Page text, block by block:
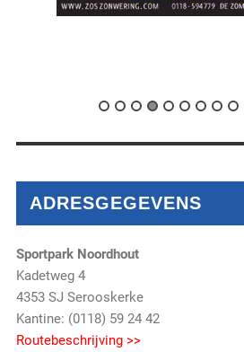
ADRESGEGEVENS
Sportpark Noordhout
Kadetweg 4
4353 SJ Serooskerke
Kantine: (0118) 59 24 42
Routebeschrijving >>